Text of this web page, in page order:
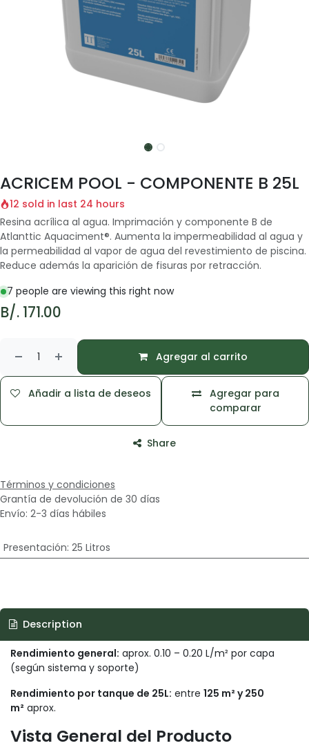
ACRICEM POOL - COMPONENTE B 25L
12 sold in last 24 hours
Resina acrílica al agua. Imprimación y componente B de
Atlanttic Aquaciment®. Aumenta la impermeabilidad al agua y
la permeabilidad al vapor de agua del revestimiento de piscina.
Reduce además la aparición de fisuras por retracción.
7 people are viewing this right now
B/. 171.00
Agregar al carrito
Agregar para
comparar
Añadir a lista de deseos
Share
Términos y condiciones
Grantía de devolución de 30 días
Envío: 2-3 días hábiles
Presentación: 25 Litros
Description
Rendimiento general: aprox. 0.10 – 0.20 L/m² por capa
(según sistema y soporte)
Rendimiento por tanque de 25L: entre 125 m² y 250
m² aprox.
Vista General del Producto